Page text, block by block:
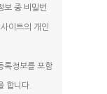
보 중 비밀번
이트의 개인
록정보를 포함
합니다.